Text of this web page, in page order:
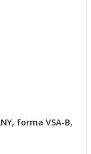
forma VSA-B,